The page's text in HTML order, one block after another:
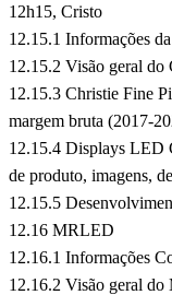
12h15, Cristo
12.15.1 Informações
12.15.2 Visão geral do
12.15.3 Christie Fine
margem bruta (2017-
12.15.4 Displays LED
de produto, imagens,
12.15.5
12.16 MRLED
12.16.1 Informações
12.16.2 Visão geral